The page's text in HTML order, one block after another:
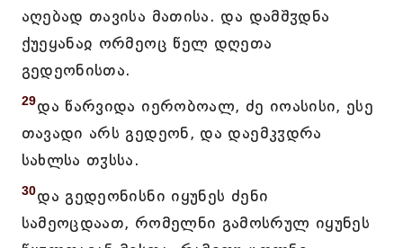
აღებად თავისა მათისა. და დამშჳდნა
ქუეყანაჲ ორმეოც წელ დღეთა
გედეონისთა.
29და წარვიდა იერობოალ, ძე იოასისი, ესე
თავადი არს გედეონ, და დაემკჳდრა
სახლსა თჳსსა.
30და გედეონისნი იყუნეს ძენი
სამეოცდაათ, რომელნი გამოსრულ იყუნეს